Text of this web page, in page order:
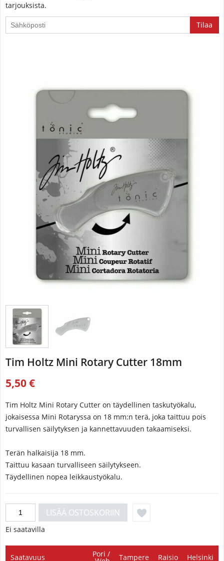
tarjouksista.
Tim Holtz Mini Rotary Cutter 18mm
5,50 €
Tim Holtz Mini Rotary Cutter on täydellinen taskutyökalu,
jokaisessa Mini Rotaryssa on 18 mm:n terä, joka taittuu pois
turvallisen säilytyksen ja kannettavuuden takaamiseksi.
Terän halkaisija 18 mm.
Taittuu kasaan turvalliseen säilytykseen.
Täydellinen nopea leikkaustyökalu.
Ei saatavilla
Saatavuus Pori / Tampere Raisio Helsinki